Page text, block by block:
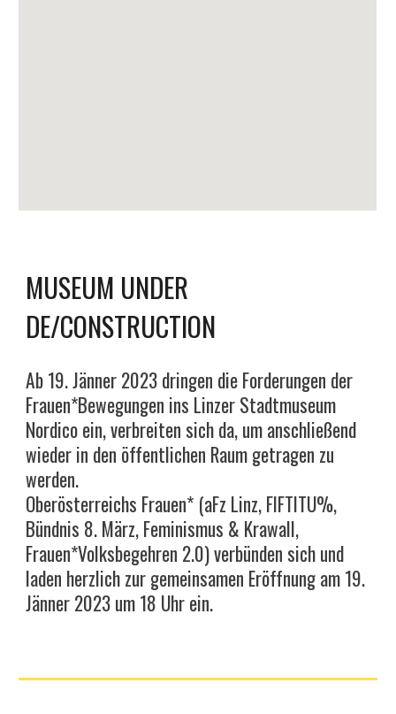
MUSEUM UNDER
DE/CONSTRUCTION
Ab 19. Jänner 2023 dringen die Forderungen der
Frauen*Bewegungen ins Linzer Stadtmuseum
Nordicoein, verbreiten sich da, um anschließend
wieder in den öffentlichen Raum getragen zu
werden.
Oberösterreichs Frauen* (aFz Linz, FIFTITU%,
Bündnis 8. März, Feminismus & Krawall,
Frauen*Volksbegehren 2.0) verbünden sich und
laden herzlich zur gemeinsamen Eröffnung am 19.
Jänner 2023 um 18 Uhr ein.